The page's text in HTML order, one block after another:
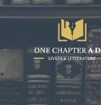
Aller
contenu